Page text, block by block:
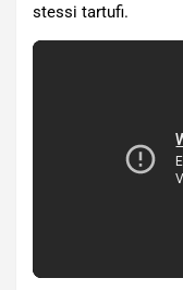
stessi tartufi.